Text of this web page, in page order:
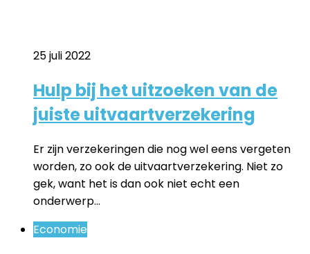
25 juli 2022
Hulp bij het uitzoeken van de
juiste uitvaartverzekering
Er zijn verzekeringen die nog wel eens vergeten
worden, zo ook de uitvaartverzekering. Niet zo
gek, want het is dan ook niet echt een
onderwerp…
Economie